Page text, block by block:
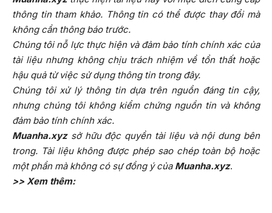
thông tin tham khảo. Thông tin có thể được thay đổi mà
không cần thông báo trước.
Chúng tôi nỗ lực thực hiện và đảm bảo tính chính xác của
tài liệu nhưng không chịu trách nhiệm về tổn thất hoặc
hậu quả từ việc sử dụng thông tin trong đây.
Chúng tôi xử lý thông tin dựa trên nguồn đáng tin cậy,
nhưng chúng tôi không kiểm chứng nguồn tin và không
đảm bảo tính chính xác.
Muanha.xyzsở hữu độc quyền tài liệu và nội dung bên
trong. Tài liệu không được phép sao chép toàn bộ hoặc
một phần mà không có sự đồng ý của Muanha.xyz.
>> Xem thêm: